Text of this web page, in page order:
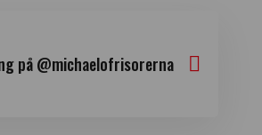
på @michaelofrisorerna